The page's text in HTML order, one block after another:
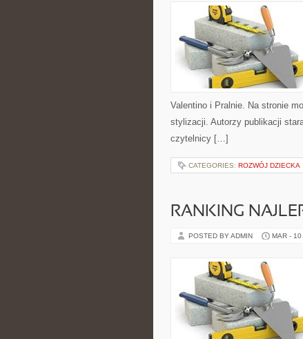
Valentino i Pralnie. Na stronie
stylizacji. Autorzy publikacji
czytelnicy […]
CATEGORIES: ROZWÓJ DZIECKA
RANKING
POSTED BY ADMIN MAR -